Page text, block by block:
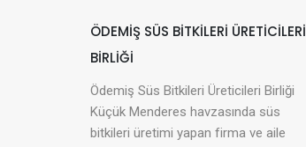
ÖDEMIŞ SÜS BITKILERI ÜRETICILERI
BIRLIĞI
Ödemiş Süs Bitkileri Üreticileri Birliği
Küçük Menderes havzasında süs
bitkileri üretimi yapan firma ve aile